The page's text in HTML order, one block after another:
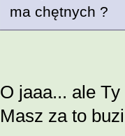
ma chętnych ?
O jaaa... ale
Masz za to